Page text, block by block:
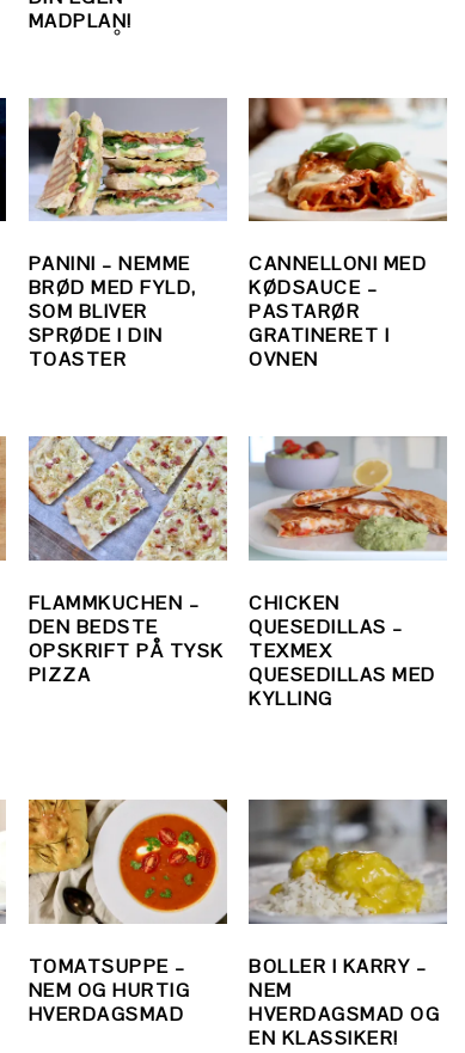
MADPLAN!
PANINI – NEMME
BRØD MED FYLD,
SOM BLIVER
SPRØDE I DIN
TOASTER
CANNELLONI MED
KØDSAUCE –
PASTARØR
GRATINERET I
OVNEN
FLAMMKUCHEN –
DEN BEDSTE
OPSKRIFT PÅ TYSK
PIZZA
CHICKEN
QUESEDILLAS –
TEXMEX
QUESEDILLAS MED
KYLLING
TOMATSUPPE –
NEM OG HURTIG
HVERDAGSMAD
BOLLER I KARRY –
NEM
HVERDAGSMAD OG
EN KLASSIKER!